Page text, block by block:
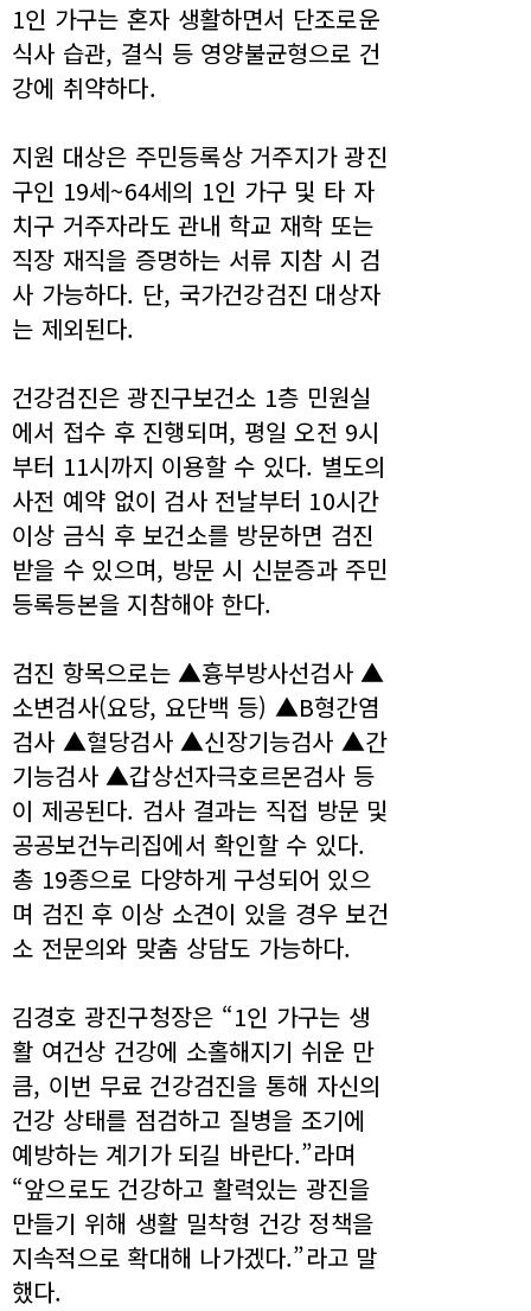
1인 가구는 혼자 생활하면서 단조로운
식사 습관, 결식 등 영양불균형으로 건
강에 취약하다.
지원 대상은 주민등록상 거주지가 광진
구인 19세~64세의 1인 가구 및 타 자
치구 거주자라도 관내 학교 재학 또는
직장 재직을 증명하는 서류 지참 시 검
사 가능하다. 단, 국가건강검진 대상자
는 제외된다.
건강검진은 광진구보건소 1층 민원실
에서 접수 후 진행되며, 평일 오전 9시
부터 11시까지 이용할 수 있다. 별도의
사전 예약 없이 검사 전날부터 10시간
이상 금식 후 보건소를 방문하면 검진
받을 수 있으며, 방문 시 신분증과 주민
등록등본을 지참해야 한다.
검진 항목으로는 ▲흉부방사선검사 ▲
소변검사(요당, 요단백 등) ▲B형간염
검사 ▲혈당검사 ▲신장기능검사 ▲간
기능검사 ▲갑상선자극호르몬검사 등
이 제공된다. 검사 결과는 직접 방문 및
공공보건누리집에서 확인할 수 있다.
총 19종으로 다양하게 구성되어 있으
며 검진 후 이상 소견이 있을 경우 보건
소 전문의와 맞춤 상담도 가능하다.
김경호 광진구청장은 “1인 가구는 생
활 여건상 건강에 소홀해지기 쉬운 만
큼, 이번 무료 건강검진을 통해 자신의
건강 상태를 점검하고 질병을 조기에
예방하는 계기가 되길 바란다.”라며
“앞으로도 건강하고 활력있는 광진을
만들기 위해 생활 밀착형 건강 정책을
지속적으로 확대해 나가겠다.”라고 말
했다.